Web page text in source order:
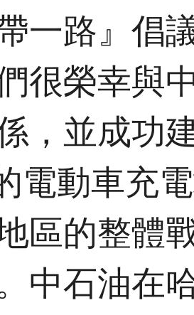
一路』倡
很榮幸與
，並成功
電動車充
區的整體
中石油在